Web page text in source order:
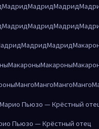
МадридМадридМадрид
МадридМадридМадрид
МадридМадрид
МакароныМакароны
МангоМангоМангоМанго
Марио Пьюзо — Крёстный
Пьюзо — Крёстный отец